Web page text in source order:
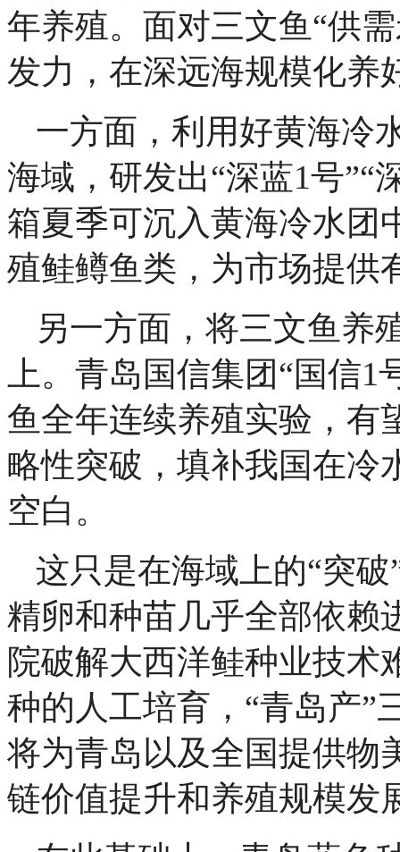
年养殖。面对三文鱼“供
发力，在深远海规模化养
一方面，利用好黄海冷
海域，研发出“深蓝1号”“
箱夏季可沉入黄海冷水团
殖鲑鳟鱼类，为市场提供
另一方面，将三文鱼养
上。青岛国信集团“国信
鱼全年连续养殖实验，有
略性突破，填补我国在冷
空白。
这只是在海域上的“突
精卵和种苗几乎全部依赖
院破解大西洋鲑种业技术
种的人工培育，“青岛产”
将为青岛以及全国提供物
链价值提升和养殖规模发